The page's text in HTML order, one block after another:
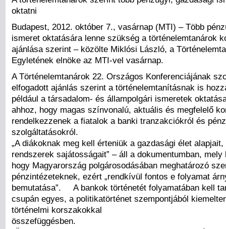
oktatni
Budapest, 2012. október 7., vasárnap (MTI) – Több
ismeret oktatására lenne szükség a történelemtanárok
ajánlása szerint – közölte Miklósi László, a
Egyletének elnöke az MTI-vel vasárnap.
A Történelemtanárok 22. Országos Konferenciájának
elfogadott ajánlás szerint a történelemtanításnak is
például a társadalom- és állampolgári ismeretek
ahhoz, hogy magas színvonalú, aktuális és megfelelő
rendelkezzenek a fiatalok a banki tranzakciókról és
szolgáltatásokról.
„A diákoknak meg kell érteniük a gazdasági élet
rendszerek sajátosságait” – áll a dokumentumban,
hogy Magyarország polgárosodásában meghatározó
pénzintézeteknek, ezért „rendkívül fontos e folyamat
bemutatása”. A bankok történetét folyamatában kell
csupán egyes, a politikatörténet szempontjából
történelmi korszakokkal
összefüggésben.